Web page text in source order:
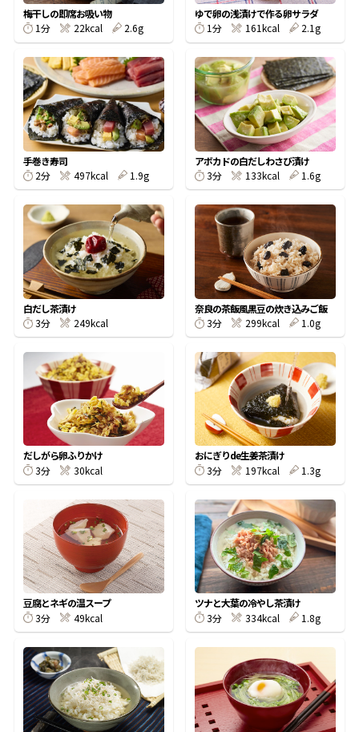
旨さ、別格。だし屋の鍋 韓福善シリーズ
サッと鍋® 楽チン鍋®
楽チン屋® ストレートつゆ
新鮮一番 『氷熟®』
おいしいレシピを商品から探す
かつお節レシピ
めんつゆレシピ
割烹白だしレシピ
レシピ特設サイト
割烹白だしレシピ特集
だし巻き卵特集
かつおだしが決め手！簡単茶碗蒸し
かつお節・だしを楽しむ
だしコミュ
採用情報
- ジョブリターン制
Global
梅干しの即席お吸い物
1分
22kcal 2.6g
ゆで卵の浅漬けで作る卵サラダ
1分
161kcal 2.1g
手巻き寿司
2分
497kcal 1.9g
アボカドの白だしわさび漬け
3分
133kcal 1.6g
白だし茶漬け
3分
249kcal
奈良の茶飯風黒豆の炊き込みご飯
3分
299kcal 1.0g
だしがら卵ふりかけ
3分
30kcal
おにぎりde生姜茶漬け
3分
197kcal 1.3g
豆腐とネギの温スープ
3分
49kcal
ツナと大葉の冷やし茶漬け
3分
334kcal 1.8g